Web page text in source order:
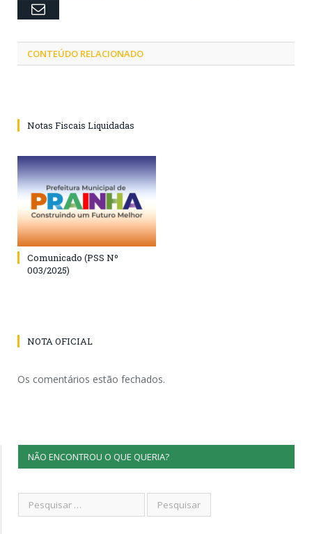
Email
CONTEÚDO RELACIONADO
Notas Fiscais Liquidadas
Comunicado (PSS Nº
003/2025)
NOTA OFICIAL
Os comentários estão fechados.
NÃO ENCONTROU O QUE QUERIA?